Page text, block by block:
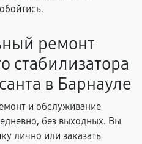
ремонт
стабилизатора
в Барнауле
и обслуживание
без выходных. Вы
лично или заказать